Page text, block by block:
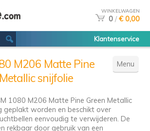
WINKELWAGEN
0 / € 0,00
Klantenservice
Menu
M206 Matte Pine
snijfolie
1080 M206 Matte Pine Green Metallic
geplakt worden en beschikt over
eenvoudig te verwijderen. De
rekbaar door gebruik van een